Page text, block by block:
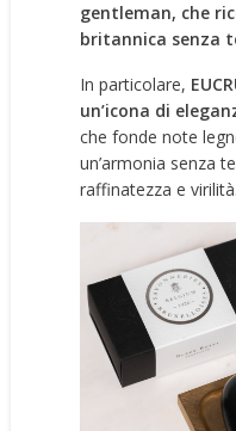
gentleman, che
britannica senza
In particolare,
un’icona di
che fonde note
un’armonia senza
raffinatezza e virilità.